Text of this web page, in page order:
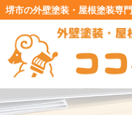
堺市の外壁塗装・屋根塗装専